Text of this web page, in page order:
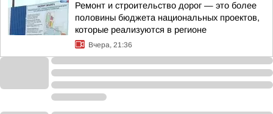
Ремонт и строительство дорог — это более
половины бюджета национальных проектов,
которые реализуются в регионе
Вчера, 21:36